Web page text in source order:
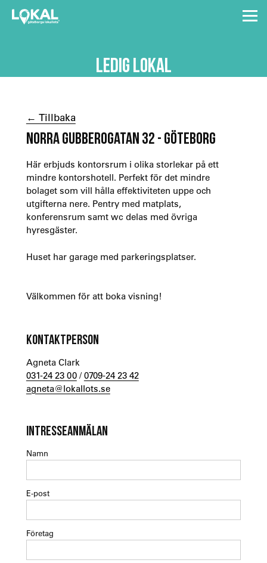
LEDIG LOKAL
← Tillbaka
NORRA GUBBEROGATAN 32 - GÖTEBORG
Här erbjuds kontorsrum i olika storlekar på ett
mindre kontorshotell. Perfekt för det mindre
bolaget som vill hålla effektiviteten uppe och
utgifterna nere. Pentry med matplats,
konferensrum samt wc delas med övriga
hyresgäster.
Huset har garage med parkeringsplatser.
Välkommen för att boka visning!
KONTAKTPERSON
Agneta Clark
031-24 23 00/0709-24 23 42
agneta@lokallots.se
INTRESSEANMÄLAN
Namn
E-post
Företag